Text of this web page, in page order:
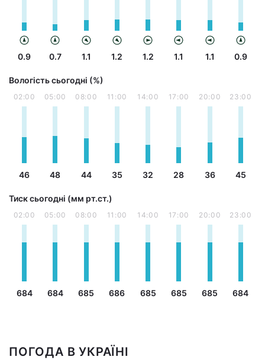
0.9 0.7 1.1 1.2 1.2 1.1 1.1 0.9
Вологість сьогодні (%)
02:00
46
05:00
48
08:00
44
11:00
35
14:00
32
17:00
28
20:00
36
23:00
45
Тиск сьогодні (мм рт.ст.)
02:00
684
05:00
684
08:00
685
11:00
686
14:00
685
17:00
685
20:00
685
23:00
684
ПОГОДА В УКРАЇНІ